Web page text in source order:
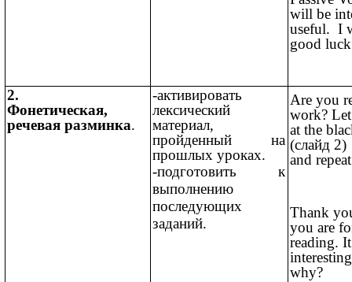
will be
useful. I
good
2.
Фонетическая,
речевая разминка.
-активировать
лексический
материал,
пройденный на
прошлых уроках.
-подготовить к
выполнению
последующих
заданий.
Are you
work?
at the
(слайд
and
Thank
you are
reading.
why?